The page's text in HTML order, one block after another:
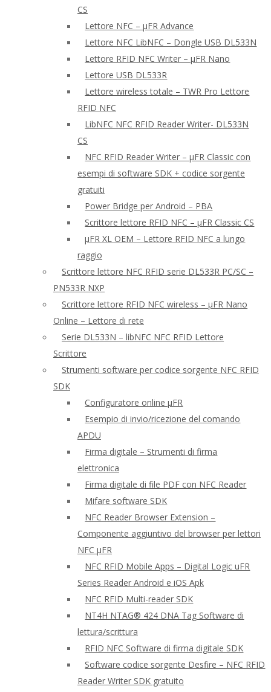
CS
Lettore NFC – μFR Advance
Lettore NFC LibNFC – Dongle USB DL533N
Lettore RFID NFC Writer – μFR Nano
Lettore USB DL533R
Lettore wireless totale – TWR Pro Lettore
RFID NFC
LibNFC NFC RFID Reader Writer- DL533N
CS
NFC RFID Reader Writer – μFR Classic con
esempi di software SDK + codice sorgente
gratuiti
Power Bridge per Android – PBA
Scrittore lettore RFID NFC – μFR Classic CS
μFR XL OEM – Lettore RFID NFC a lungo
raggio
Scrittore lettore NFC RFID serie DL533R PC/SC –
PN533R NXP
Scrittore lettore RFID NFC wireless – μFR Nano
Online – Lettore di rete
Serie DL533N – libNFC NFC RFID Lettore
Scrittore
Strumenti software per codice sorgente NFC RFID
SDK
Configuratore online μFR
Esempio di invio/ricezione del comando
APDU
Firma digitale – Strumenti di firma
elettronica
Firma digitale di file PDF con NFC Reader
Mifare software SDK
NFC Reader Browser Extension –
Componente aggiuntivo del browser per lettori
NFC μFR
NFC RFID Mobile Apps – Digital Logic uFR
Series Reader Android e iOS Apk
NFC RFID Multi-reader SDK
NT4H NTAG® 424 DNA Tag Software di
lettura/scrittura
RFID NFC Software di firma digitale SDK
Software codice sorgente Desfire – NFC RFID
Reader Writer SDK gratuito